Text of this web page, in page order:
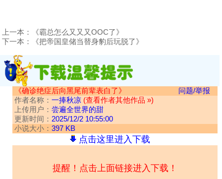
上一本：
《霸总怎么又又又OOC了》
下一本：
《把帝国皇储当替身豹后玩脱了》
《确诊绝症后向黑尾前辈表白了》
问题/举报
作者名称： 一捧秋凉 (查看作者其他作品 »)
上传用户： 尝遍全世界的甜
更新时间： 2025/12/2 10:55:00
小说大小： 397 KB
点击这里进入下载
提醒！点击上面链接进入下载！